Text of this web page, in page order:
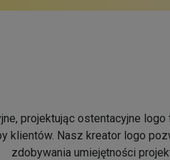
projektując ostentacyjne
Nasz kreator logo
zdobywania umiejętności